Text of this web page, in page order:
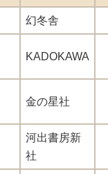
幻冬舎
KADOKAWA
金の星社
河出書房新
社